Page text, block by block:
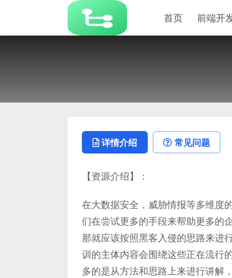
首页 前端开
详情介绍 常见问题
【资源介绍】：
在大数据安全，威胁情报等多维度
们在尝试更多的手段来帮助更多的
那就应该按照黑客入侵的思路来进
训的主体内容会围绕这些正在流行
多的是从方法和思路上来进行讲解